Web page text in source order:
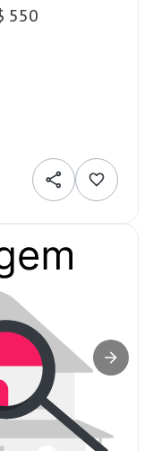
550